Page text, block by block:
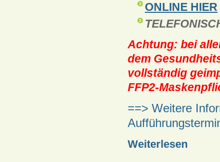
ONLINE HIER
Achtung: bei
dem
vollständig
FFP2-
==> Weitere
Weiterlesen